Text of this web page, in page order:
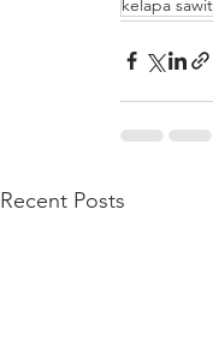
Recent Posts